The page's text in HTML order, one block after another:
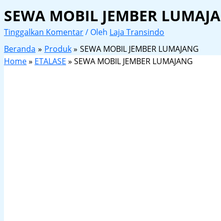
SEWA MOBIL JEMBER
Tinggalkan Komentar/ Oleh Laja Transindo
Beranda
Produk
SEWA MOBIL JEMBER LUMAJANG
Home» ETALASE » SEWA MOBIL JEMBER LUMAJANG